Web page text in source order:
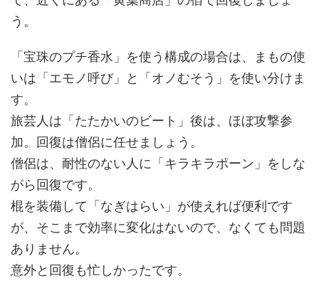
う。
「宝珠のプチ香水」を使う構成の場合は、まもの使
いは「エモノ呼び」と「オノむそう」を使い分けま
す。
旅芸人は「たたかいのビート」後は、ほぼ攻撃参
加。回復は僧侶に任せましょう。
僧侶は、耐性のない人に「キラキラポーン」をしな
がら回復です。
棍を装備して「なぎはらい」が使えれば便利です
が、そこまで効率に変化はないので、なくても問題
ありません。
意外と回復も忙しかったです。